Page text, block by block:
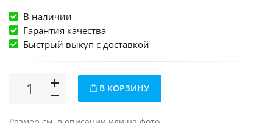
В наличии
Гарантия качества
Быстрый выкуп c доставкой
В КОРЗИНУ